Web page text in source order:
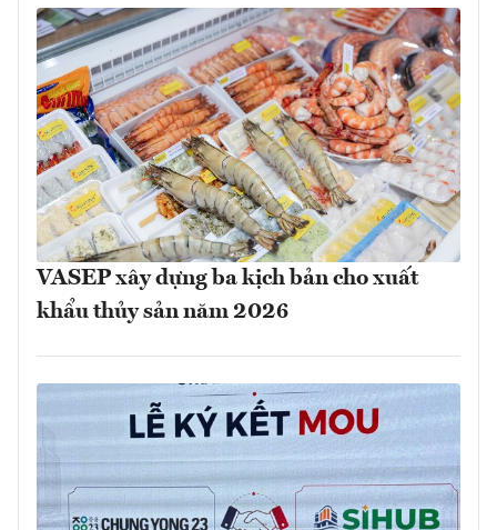
VASEP xây dựng ba kịch bản cho xuất
khẩu thủy sản năm 2026